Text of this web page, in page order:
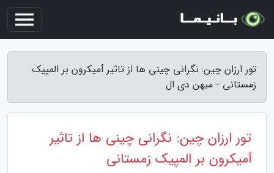
تور ارزان چین: نگرانی چینی ها از تاثیر ٱمیکرون بر المپیک
زمستانی - میهن دی ال
تور ارزان چین: نگرانی چینی ها از تاثیر
ٱمیکرون بر المپیک زمستانی